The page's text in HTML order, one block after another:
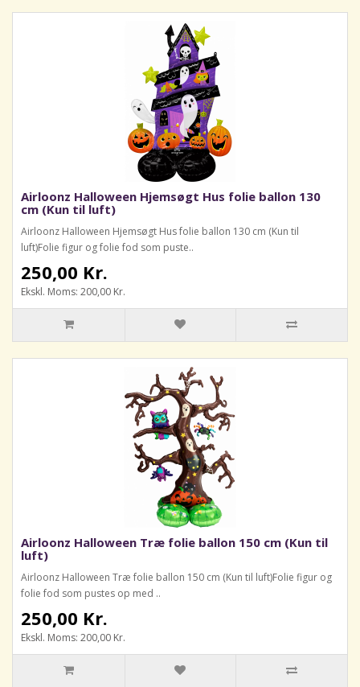
Airloonz Halloween Hjemsøgt Hus folie ballon 130
cm (Kun til luft)
Airloonz Halloween Hjemsøgt Hus folie ballon 130 cm (Kun til
luft)Folie figur og folie fod som puste..
250,00 Kr.
Ekskl. Moms: 200,00 Kr.
Airloonz Halloween Træ folie ballon 150 cm (Kun til
luft)
Airloonz Halloween Træ folie ballon 150 cm (Kun til luft)Folie figur og
folie fod som pustes op med ..
250,00 Kr.
Ekskl. Moms: 200,00 Kr.